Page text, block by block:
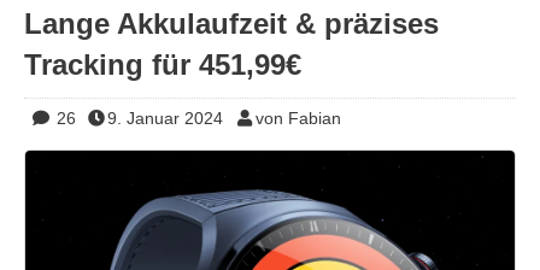
Lange Akkulaufzeit & präzises
Tracking für 451,99€
26 9. Januar 2024 von Fabian